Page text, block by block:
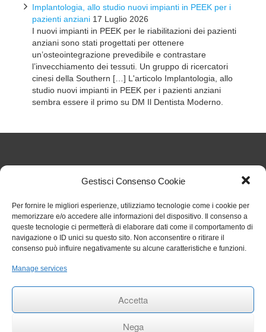
Gestisci Consenso Cookie
Per fornire le migliori esperienze, utilizziamo tecnologie come i cookie per
memorizzare e/o accedere alle informazioni del dispositivo. Il consenso a
queste tecnologie ci permetterà di elaborare dati come il comportamento di
navigazione o ID unici su questo sito. Non acconsentire o ritirare il
consenso può influire negativamente su alcune caratteristiche e funzioni.
Manage services
Accetta
Nega
Implantologia, allo studio nuovi impianti in PEEK per i
pazienti anziani 17 Luglio 2026
I nuovi impianti in PEEK per le riabilitazioni dei pazienti
anziani sono stati progettati per ottenere
un’osteointegrazione prevedibile e contrastare
l’invecchiamento dei tessuti. Un gruppo di ricercatori
cinesi della Southern […] L'articolo Implantologia, allo
studio nuovi impianti in PEEK per i pazienti anziani
sembra essere il primo su DM Il Dentista Moderno.
Articoli Recenti
Nuove regole sul TFR dal 1° luglio 2026: cosa cambia
per gli studi odontoiatrici 27 Luglio 2026
Chiarimenti sull’obbligo formativo ECM relativo al
triennio 2023 2025 27 Luglio 2026
Circolare 006 aggiornamenti RENTRI
Rinvio termini per obbligo stipula polizza per eventi
27 Settembre 2024